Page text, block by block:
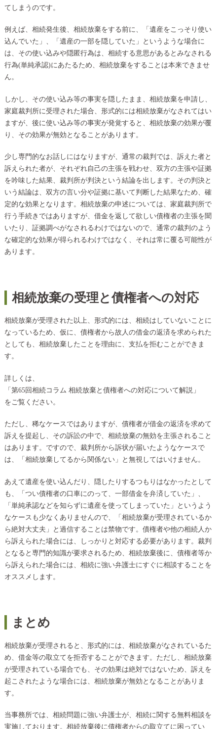
てしまうのです。
例えば、相続発生後、相続放棄をする前に、「遺産をこっそり使い
込んでいた」、「遺産の一部を隠していた」というような場合に
は、その使い込みや隠匿行為は、相続する意思があるとみなされる
行為(単純承認)にあたるため、相続放棄をすることは本来できませ
ん。
しかし、その使い込み等の事実を隠したまま、相続放棄を申請し、
家庭裁判所に受理された場合、形式的には相続放棄がなされてはい
ますが、後に使い込み等の事実が発覚すると、相続放棄の効果が覆
り、その効果が無効となることがあります。
少し専門的なお話しにはなりますが、通常の裁判では、訴えた者と
訴えられた者が、それぞれ自己の主張を戦わせ、双方の主張や証拠
を吟味した結果、裁判所が判決という結論を出します。その判決と
いう結論は、双方の言い分や証拠に基いて判断した結果なため、確
定的な効果となります。相続放棄の申述については、家庭裁判所で
行う手続きではありますが、借金を返して欲しい債権者の主張を聞
いたり、証拠調べがなされるわけではないので、通常の裁判のよう
な確定的な効果が得られるわけではなく、それは常に覆る可能性が
あります。
相続放棄の受理と債権者への対応
相続放棄が受理された以上、形式的には、相続はしていないことに
なっているため、仮に、債権者から故人の借金の返済を求められた
としても、相続放棄したことを理由に、支払を拒むことができま
す。
詳しくは、
「第65回相続コラム 相続放棄と債権者への対応について解説 」
をご覧ください。
ただし、稀なケースではありますが、債権者が借金の返済を求めて
訴えを提起し、その訴訟の中で、相続放棄の無効を主張されること
はあります。ですので、裁判所から訴状が届いたようなケースで
は、「相続放棄してるから関係ない」と無視してはいけません。
あえて遺産を使い込んだり、隠したりするつもりはなかったとして
も、「つい債権者の口車にのって、一部借金を弁済していた」、
「単純承認などを知らずに遺産を使ってしまっていた」というよう
なケースも少なくありませんので、「相続放棄が受理されているか
ら絶対大丈夫」と過信することは禁物です。債権者や他の相続人か
ら訴えられた場合には、しっかりと対応する必要があります。裁判
となると専門的知識が要求されるため、相続放棄後に、債権者等か
ら訴えられた場合には、相続に強い弁護士にすぐに相談することを
オススメします。
まとめ
相続放棄が受理されると、形式的には、相続放棄がなされているた
め、借金等の取立てを拒否することができます。ただし、相続放棄
が受理されている場合でも、その効果は絶対ではないため、訴えを
起こされたような場合には、相続放棄が無効となることがありま
す。
当事務所では、相続問題に強い弁護士が、相続に関する無料相談を
実施しております。相続放棄後に債権者からの取立てに困ってい